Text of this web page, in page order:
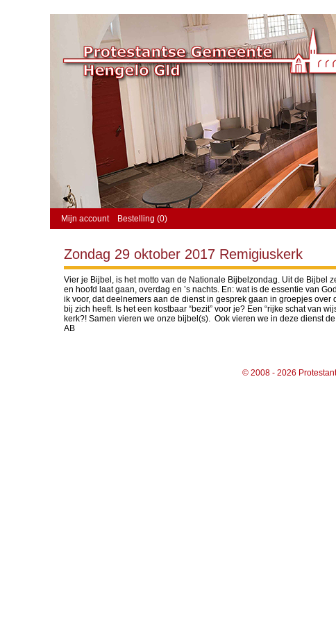
Mijn account Bestelling (0)
Zondag 29 oktober 2017 Remigiuskerk
Vier je Bijbel, is het motto van de Nationale Bijbelzondag. Uit de Bijbel
en hoofd laat gaan, overdag en ’s nachts. En: wat is de essentie van
ik voor, dat deelnemers aan de dienst in gesprek gaan in groepjes
bij zich heeft. Is het een kostbaar “bezit” voor je? Een “rijke schat van
kerk?! Samen vieren we onze bijbel(s). Ook vieren we in deze dienst
AB
© 2008 - 2026